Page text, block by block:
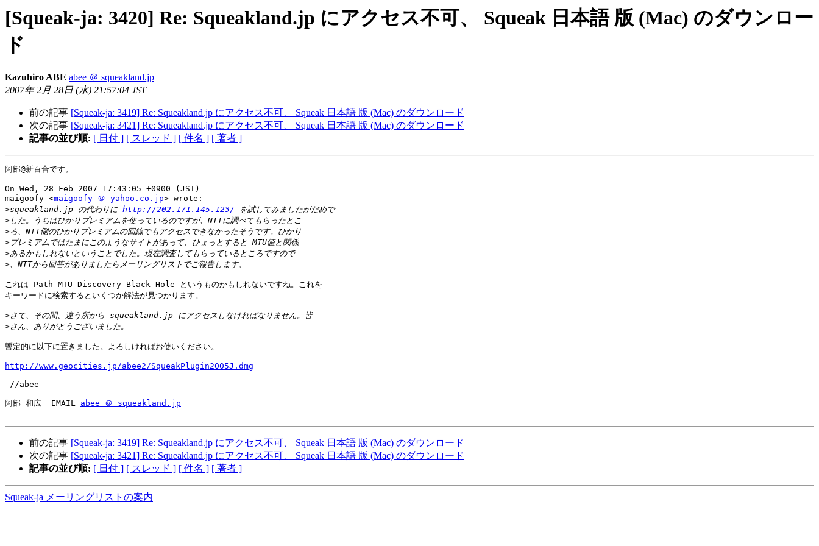
[Squeak-ja: 3420] Re: Squeakland.jp にアクセス不可、 Squeak 日本語 版 (Mac) のダウンロー
ド
Kazuhiro ABE abee ＠ squeakland.jp
2007年 2月 28日 (水) 21:57:04 JST
前の記事 [Squeak-ja: 3419] Re: Squeakland.jp にアクセス不可、 Squeak 日本語 版 (Mac) のダウンロード
次の記事 [Squeak-ja: 3421] Re: Squeakland.jp にアクセス不可、 Squeak 日本語 版 (Mac) のダウンロード
記事の並び順: [ 日付 ] [ スレッド ] [ 件名 ] [ 著者 ]
阿部@新百合です。
On Wed, 28 Feb 2007 17:43:05 +0900 (JST)
maigoofy <maigoofy ＠ yahoo.co.jp> wrote:
>squeakland.jp の代わりに http://202.171.145.123/
>
>
>
>
>
これは Path MTU Discovery Black Hole というものかもしれないですね。これを
キーワードに検索するといくつか解法が見つかります。
>
>
暫定的に以下に置きました。よろしければお使いください。
http://www.geocities.jp/abee2/SqueakPlugin2005J.dmg
//abee
--
阿部 和広  EMAIL abee ＠ squeakland.jp
前の記事 [Squeak-ja: 3419] Re: Squeakland.jp にアクセス不可、 Squeak 日本語 版 (Mac) のダウンロード
次の記事 [Squeak-ja: 3421] Re: Squeakland.jp にアクセス不可、 Squeak 日本語 版 (Mac) のダウンロード
記事の並び順: [ 日付 ] [ スレッド ] [ 件名 ] [ 著者 ]
Squeak-ja メーリングリストの案内